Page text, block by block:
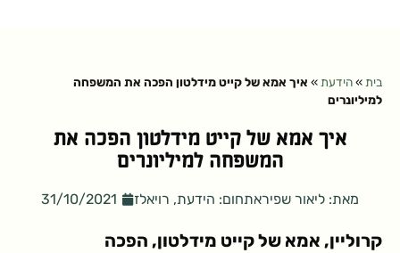
בית»הידעת» איך אמא של קייט מידלטון הפכה את המשפחה
למיליונרים
איך אמא של קייט מידלטון הפכה את
המשפחה למיליונרים
מאת: ליאור שפיראתחום: הידעת, רויאלז 31/10/2021
קרוליין, אמא של קייט מידלטון, הפכה